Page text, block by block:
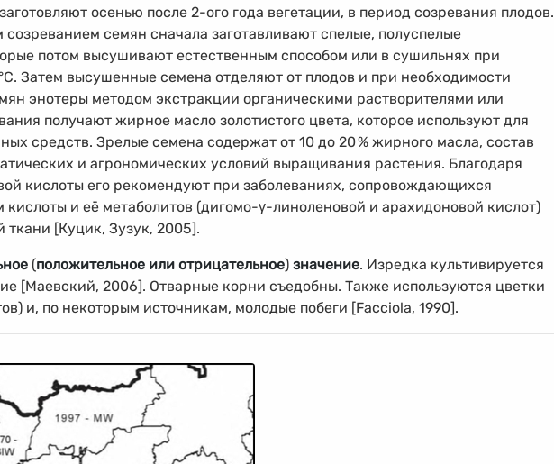
осенью после 2-ого года вегетации, в период созревания плодов.
семян сначала заготавливают спелые, полуспелые
потом высушивают естественным способом или в сушильнях при
C. Затем высушенные семена отделяют от плодов и при необходимости
энотеры методом экстракции органическими растворителями или
получают жирное масло золотистого цвета, которое используют для
средств. Зрелые семена содержат от 10 до 20% жирного масла, состав
и агрономических условий выращивания растения. Благодаря
кислоты его рекомендуют при заболеваниях, сопровождающихся
и её метаболитов (дигомо-γ-линоленовой и арахидоновой кислот)
ткани [Куцик, Зузук, 2005].
(положительное или отрицательное) значение. Изредка культивируется
[Маевский, 2006]. Отварные корни съедобны. Также используются цветки
и, по некоторым источникам, молодые побеги [Facciola, 1990].